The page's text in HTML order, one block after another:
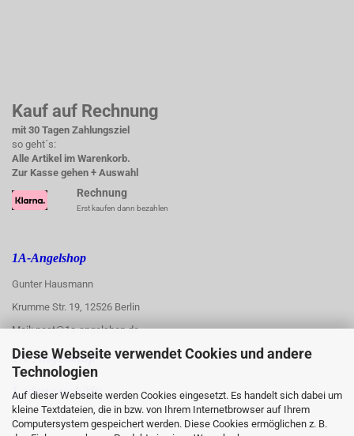
Diese Webseite verwendet Cookies und andere
Technologien
Auf dieser Webseite werden Cookies eingesetzt. Es handelt sich dabei um
kleine Textdateien, die in bzw. von Ihrem Internetbrowser auf Ihrem
Computersystem gespeichert werden. Diese Cookies ermöglichen z. B.
Kauf auf Rechnung
mit 30 Tagen Zahlungsziel
so geht´s:
Alle Artikel im Warenkorb.
Zur Kasse gehen + Auswahl
Rechnung
Erst kaufen dann bezahlen
1A-Angelshop
Gunter Hausmann
Krumme Str. 19, 12526 Berlin
Mail: post@1a-angelshop.de
1A-Angelshop-
Ladengeschäft::
Regattastr. 66